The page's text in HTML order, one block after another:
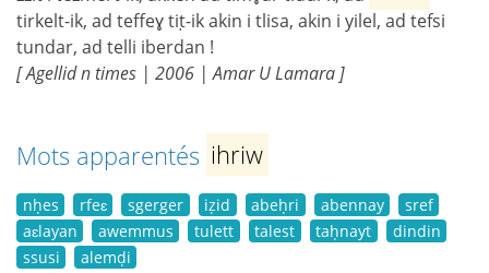
tirkelt-ik, ad teffeɣ tiṭ-ik akin i tlisa, akin i yilel, ad tefsi
tundar, ad telli iberdan !
[ Agellid n times | 2006 | Amar U Lamara ]
Mots apparentés ihriw
nḥes rfeɛ sgerger iẓid abeḥri abennay
sref
aɛlayan
awemmus tulett talest taḥnayt
dindin
ssusi
alemḍi